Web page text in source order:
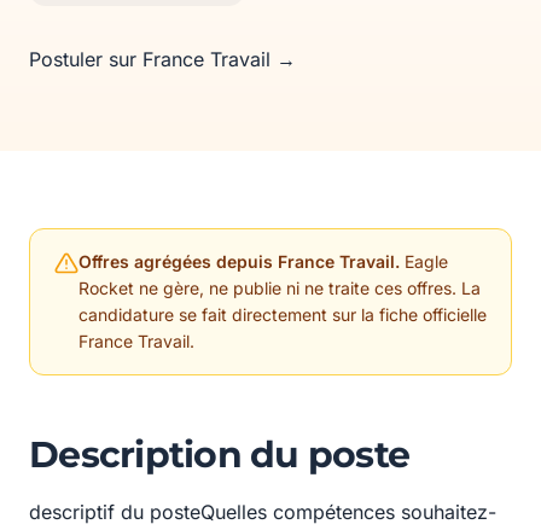
Postuler sur France Travail →
Offres agrégées depuis France Travail. Eagle
Rocket ne gère, ne publie ni ne traite ces offres. La
candidature se fait directement sur la fiche officielle
France Travail.
Description du poste
descriptif du posteQuelles compétences souhaitez-